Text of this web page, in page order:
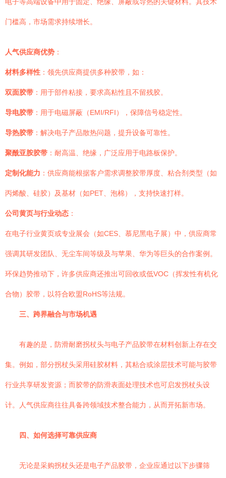
门槛高，市场需求持续增长。
人气供应商优势 ：
材料多样性 ：领先供应商提供多种胶带，如：
双面胶带 ：用于部件粘接，要求高粘性且不留残胶。
导电胶带 ：用于电磁屏蔽（EMI/RFI），保障信号稳定性。
导热胶带 ：解决电子产品散热问题，提升设备可靠性。
聚酰亚胺胶带 ：耐高温、绝缘，广泛应用于电路板保护。
定制化能力 ：供应商能根据客户需求调整胶带厚度、粘合剂类型（如
丙烯酸、硅胶）及基材（如PET、泡棉），支持快速打样。
公司黄页与行业动态 ：
在电子行业黄页或专业展会（如CES、慕尼黑电子展）中，供应商常
强调其研发团队、无尘车间等级及与苹果、华为等巨头的合作案例。
环保趋势推动下，许多供应商还推出可回收或低VOC（挥发性有机化
合物）胶带，以符合欧盟RoHS等法规。
三、跨界融合与市场机遇
有趣的是，防滑耐磨拐杖头与电子产品胶带在材料创新上存在交
集。例如，部分拐杖头采用硅胶材料，其粘合或涂层技术可能与胶带
行业共享研发资源；而胶带的防滑表面处理技术也可启发拐杖头设
计。人气供应商往往具备跨领域技术整合能力，从而开拓新市场。
四、如何选择可靠供应商
无论是采购拐杖头还是电子产品胶带，企业应通过以下步骤筛